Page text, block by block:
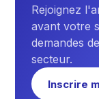
Rejoignez
avant votre
demandes
secteur.
Inscrire